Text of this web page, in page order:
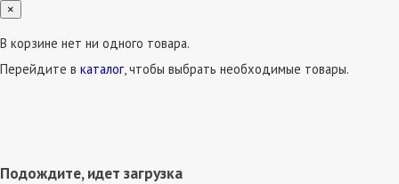
×
В корзине нет ни одного товара.
Перейдите в каталог, чтобы выбрать необходимые товары.
Подождите, идет загрузка